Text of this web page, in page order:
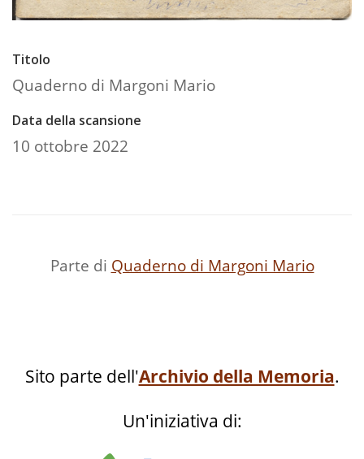
Titolo
Quaderno di Margoni Mario
Data della scansione
10 ottobre 2022
Parte di Quaderno di Margoni Mario
Sito parte dell'Archivio della Memoria.
Un'iniziativa di: